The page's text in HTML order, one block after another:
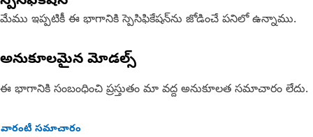
critical design improvements
మేము ఇప్పటికీ ఈ భాగానికి స్పెసిఫికేషన్‌ను జోడించే పనిలో ఉన్నాము.
అనుకూలమైన మోడల్స్
ఈ భాగానికి సంబంధించి ప్రస్తుతం మా వద్ద అనుకూలత సమాచారం లేదు.
వారంటీ సమాచారం